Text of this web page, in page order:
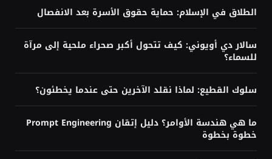
الطلاق في الإسلام: حماية حقوق الأسرة بعد الانفصال
سالار دي أويوني: كيف تتحول أكبر صحراء ملحية إلى مرآة
للسماء؟
سلوك القطيع: لماذا نقلد الآخرين حتى عندما يخطئون؟
ما هي هندسة الأوامر؟ دليل إتقان Prompt Engineering
خطوة بخطوة